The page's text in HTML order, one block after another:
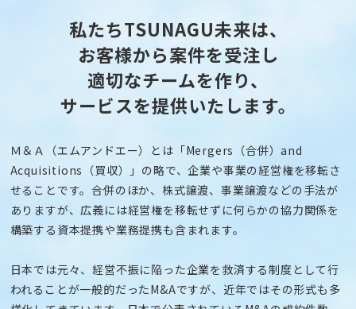
私たちTSUNAGU未来は、
お客様から案件を受注し
適切なチームを作り、
サービスを提供いたします。
Ｍ＆Ａ（エムアンドエー）とは「Mergers（合併）and
Acquisitions（買収）」の略で、企業や事業の経営権を移転さ
せることです。合併のほか、株式譲渡、事業譲渡などの手法が
ありますが、広義には経営権を移転せずに何らかの協力関係を
構築する資本提携や業務提携も含まれます。
日本では元々、経営不振に陥った企業を救済する制度として行
われることが一般的だったM&Aですが、近年ではその形式も多